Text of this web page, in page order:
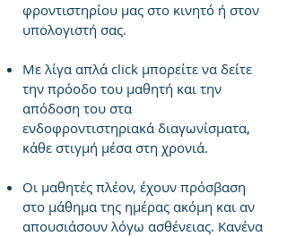
φροντιστηρίου μας στο κινητό ή στον
υπολογιστή σας.
Με λίγα απλά click μπορείτε να δείτε
την πρόοδο του μαθητή και την
απόδοση του στα
ενδοφροντιστηριακά διαγωνίσματα,
κάθε στιγμή μέσα στη χρονιά.
Οι μαθητές πλέον, έχουν πρόσβαση
στο μάθημα της ημέρας ακόμη και αν
απουσιάσουν λόγω ασθένειας. Κανένα